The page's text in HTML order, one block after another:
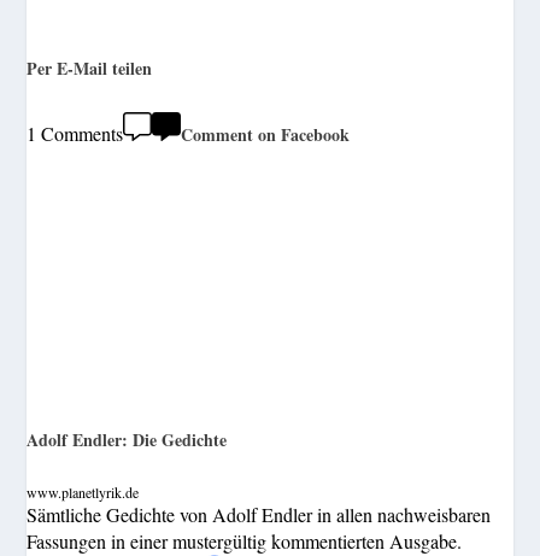
Per E-Mail teilen
1 Comments Comment on Facebook
Adolf Endler: Die Gedichte
www.planetlyrik.de
Sämtliche Gedichte von Adolf Endler in allen nachweisbaren
Fassungen in einer mustergültig kommentierten Ausgabe.